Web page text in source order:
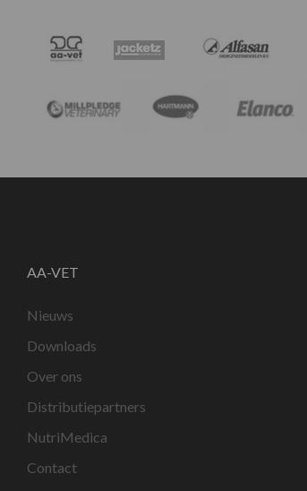
AA-VET
Nieuws
Downloads
Over ons
Distributiepartners
NutriMedica
Contact